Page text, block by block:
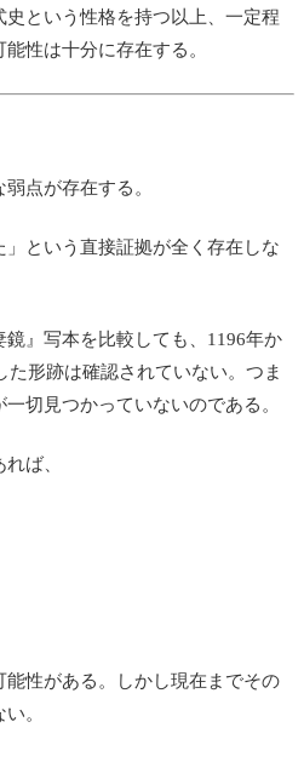
史という性格を持つ以上、一定程
性は十分に存在する。
点が存在する。
という直接証拠が全く存在しな
』写本を比較しても、1196年か
た形跡は確認されていない。つま
切見つかっていないのである。
ば、
性がある。しかし現在までその
。